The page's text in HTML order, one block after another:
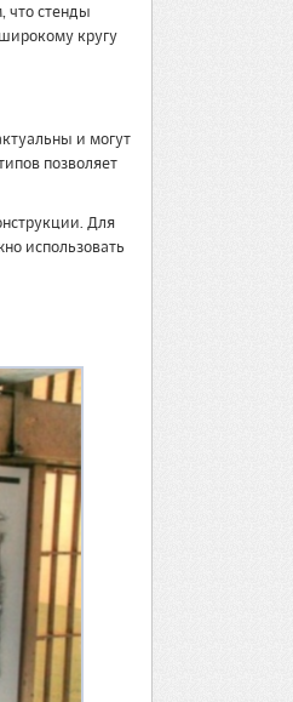
что стенды
кругу
и могут
позволяет
Для
использовать